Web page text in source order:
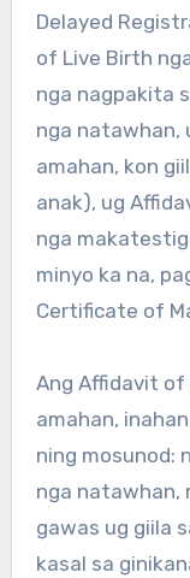
Delayed
of Live Birth
nga nagpakita
nga natawhan,
amahan, kon
anak), ug
nga
minyo ka na,
Certificate of
Ang Affidavit of
amahan,
ning mosunod:
nga natawhan,
gawas ug giila
kasal sa